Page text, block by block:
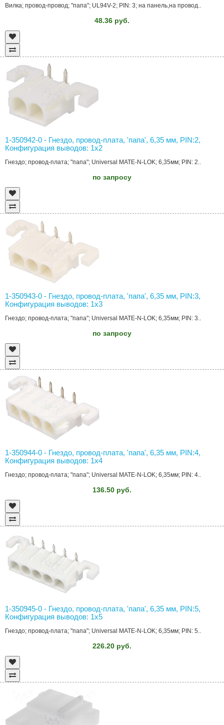
Вилка; провод-провод; "папа"; UL94V-2; PIN: 3; на панель,на провод..
48.36 руб.
1-350942-0 - Гнездо, провод-плата, 'папа', 6,35 мм, PIN:2,
Конфигурация выводов: 1x2
Гнездо; провод-плата; "папа"; Universal MATE-N-LOK; 6,35мм; PIN: 2..
по запросу
1-350943-0 - Гнездо, провод-плата, 'папа', 6,35 мм, PIN:3,
Конфигурация выводов: 1x3
Гнездо; провод-плата; "папа"; Universal MATE-N-LOK; 6,35мм; PIN: 3..
по запросу
1-350944-0 - Гнездо, провод-плата, 'папа', 6,35 мм, PIN:4,
Конфигурация выводов: 1x4
Гнездо; провод-плата; "папа"; Universal MATE-N-LOK; 6,35мм; PIN: 4..
136.50 руб.
1-350945-0 - Гнездо, провод-плата, 'папа', 6,35 мм, PIN:5,
Конфигурация выводов: 1x5
Гнездо; провод-плата; "папа"; Universal MATE-N-LOK; 6,35мм; PIN: 5..
226.20 руб.